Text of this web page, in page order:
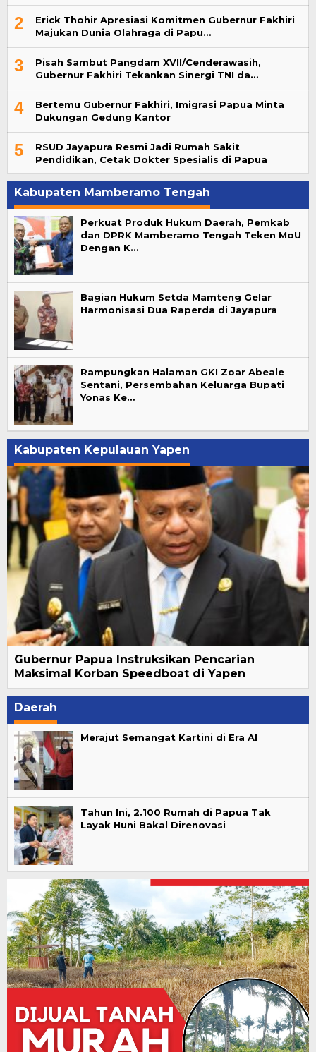
2
Erick Thohir Apresiasi Komitmen Gubernur Fakhiri
Majukan Dunia Olahraga di Papu…
3
Pisah Sambut Pangdam XVII/Cenderawasih,
Gubernur Fakhiri Tekankan Sinergi TNI da…
4
Bertemu Gubernur Fakhiri, Imigrasi Papua Minta
Dukungan Gedung Kantor
5
RSUD Jayapura Resmi Jadi Rumah Sakit
Pendidikan, Cetak Dokter Spesialis di Papua
Kabupaten Mamberamo Tengah
Perkuat Produk Hukum Daerah, Pemkab
dan DPRK Mamberamo Tengah Teken MoU
Dengan K…
Bagian Hukum Setda Mamteng Gelar
Harmonisasi Dua Raperda di Jayapura
Rampungkan Halaman GKI Zoar Abeale
Sentani, Persembahan Keluarga Bupati
Yonas Ke…
Kabupaten Kepulauan Yapen
Gubernur Papua Instruksikan Pencarian
Maksimal Korban Speedboat di Yapen
Daerah
Merajut Semangat Kartini di Era AI
Tahun Ini, 2.100 Rumah di Papua Tak
Layak Huni Bakal Direnovasi